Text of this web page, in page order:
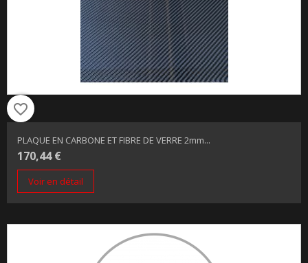
favorite_border
PLAQUE EN CARBONE ET FIBRE DE VERRE 2mm...
170,44 €
Voir en détail